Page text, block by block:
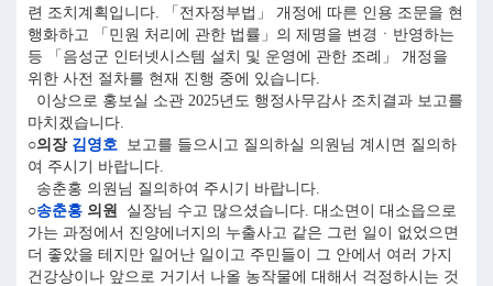
련 조치계획입니다. 「전자정부법」 개정에 따른 인용 조문을 현
행화하고 「민원 처리에 관한 법률」의 제명을 변경ㆍ반영하는
등 「음성군 인터넷시스템 설치 및 운영에 관한 조례」 개정을
위한 사전 절차를 현재 진행 중에 있습니다.
이상으로 홍보실 소관 2025년도 행정사무감사 조치결과 보고를
마치겠습니다.
○의장 김영호 보고를 들으시고 질의하실 의원님 계시면 질의하
여 주시기 바랍니다.
송춘홍 의원님 질의하여 주시기 바랍니다.
○송춘홍 의원
실장님 수고 많으셨습니다. 대소면이 대소읍으로
가는 과정에서 진양에너지의 누출사고 같은 그런 일이 없었으면
더 좋았을 테지만 일어난 일이고 주민들이 그 안에서 여러 가지
건강상이나 앞으로 거기서 나올 농작물에 대해서 걱정하시는 것